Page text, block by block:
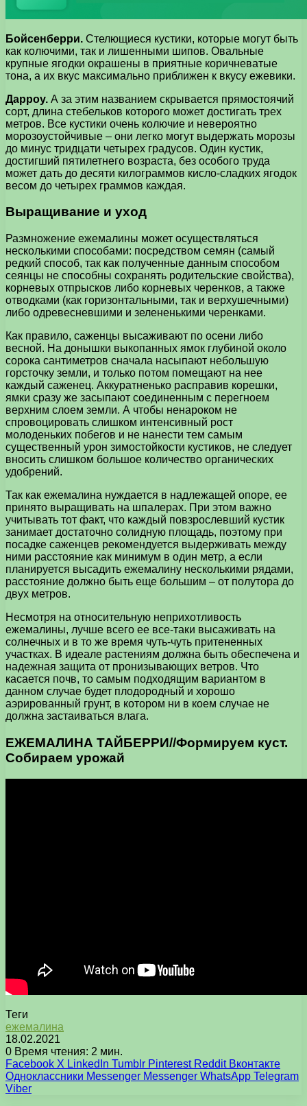
Бойсенберри. Стелющиеся кустики, которые могут быть
как колючими, так и лишенными шипов. Овальные
крупные ягодки окрашены в приятные коричневатые
тона, а их вкус максимально приближен к вкусу ежевики.
Дарроу. А за этим названием скрывается прямостоячий
сорт, длина стебельков которого может достигать трех
метров. Все кустики очень колючие и невероятно
морозоустойчивые – они легко могут выдержать морозы
до минус тридцати четырех градусов. Один кустик,
достигший пятилетнего возраста, без особого труда
может дать до десяти килограммов кисло-сладких ягодок
весом до четырех граммов каждая.
Выращивание и уход
Размножение ежемалины может осуществляться
несколькими способами: посредством семян (самый
редкий способ, так как полученные данным способом
сеянцы не способны сохранять родительские свойства),
корневых отпрысков либо корневых черенков, а также
отводками (как горизонтальными, так и верхушечными)
либо одревесневшими и зелененькими черенками.
Как правило, саженцы высаживают по осени либо
весной. На донышки выкопанных ямок глубиной около
сорока сантиметров сначала насыпают небольшую
горсточку земли, и только потом помещают на нее
каждый саженец. Аккуратненько расправив корешки,
ямки сразу же засыпают соединенным с перегноем
верхним слоем земли. А чтобы ненароком не
спровоцировать слишком интенсивный рост
молоденьких побегов и не нанести тем самым
существенный урон зимостойкости кустиков, не следует
вносить слишком большое количество органических
удобрений.
Так как ежемалина нуждается в надлежащей опоре, ее
принято выращивать на шпалерах. При этом важно
учитывать тот факт, что каждый повзрослевший кустик
занимает достаточно солидную площадь, поэтому при
посадке саженцев рекомендуется выдерживать между
ними расстояние как минимум в один метр, а если
планируется высадить ежемалину несколькими рядами,
расстояние должно быть еще большим – от полутора до
двух метров.
Несмотря на относительную неприхотливость
ежемалины, лучше всего ее все-таки высаживать на
солнечных и в то же время чуть-чуть притененных
участках. В идеале растениям должна быть обеспечена и
надежная защита от пронизывающих ветров. Что
касается почв, то самым подходящим вариантом в
данном случае будет плодородный и хорошо
аэрированный грунт, в котором ни в коем случае не
должна застаиваться влага.
ЕЖЕМАЛИНА ТАЙБЕРРИ//Формируем куст.
Собираем урожай
Теги
ежемалина
18.02.2021
0 Время чтения: 2 мин.
Facebook X LinkedIn Tumblr Pinterest Reddit Вконтакте
Одноклассники Messenger Messenger WhatsApp Telegram
Viber